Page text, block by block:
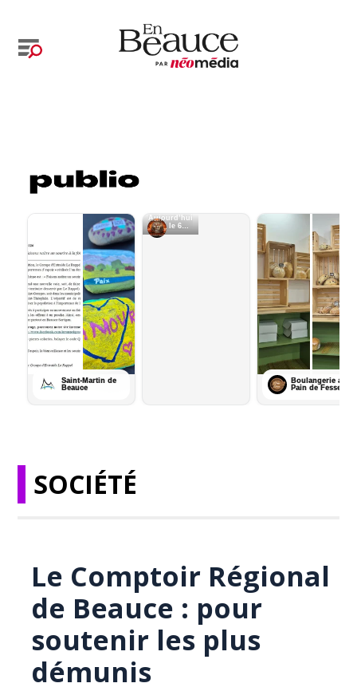
SOCIÉTÉ
Le Comptoir Régional
de Beauce : pour
soutenir les plus
démunis